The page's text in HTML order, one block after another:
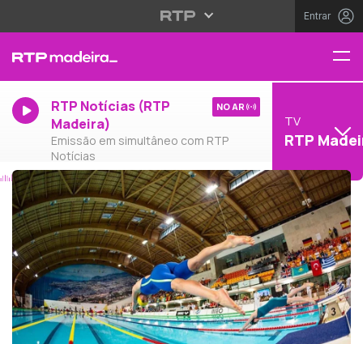
Entrar
RTP Notícias (RTP
Madeira)
Emissão em simultâneo com RTP
Notícias
NO AR
TV
RTP